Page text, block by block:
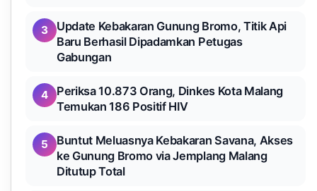
3
Update Kebakaran Gunung Bromo, Titik Api
Baru Berhasil Dipadamkan Petugas
Gabungan
4
Periksa 10.873 Orang, Dinkes Kota Malang
Temukan 186 Positif HIV
5
Buntut Meluasnya Kebakaran Savana, Akses
ke Gunung Bromo via Jemplang Malang
Ditutup Total